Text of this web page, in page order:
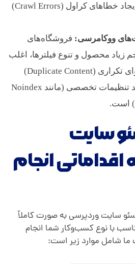
مختل می‌کند و باعث ایجاد خطاهای کراول (Crawl Errors)
ووکامرسی: فروشگاه‌های
زیاد محصول و تنوع فیلترها، اغلب
با مشکلاتی نظیر محتوای تکراری (Duplicate Content)
روبرو هستند که نیازمند تنظیمات تخصصی (مانند Noindex
است.
سایت
انجام
سایت وردپرسی به صورت کاملاً
با نوع کسب‌وکار شما انجام
شامل موارد زیر است: